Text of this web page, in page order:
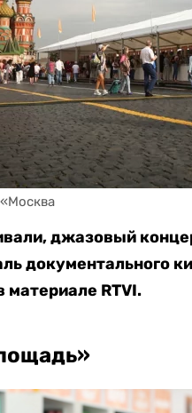
джазовый
документального
RTVI.